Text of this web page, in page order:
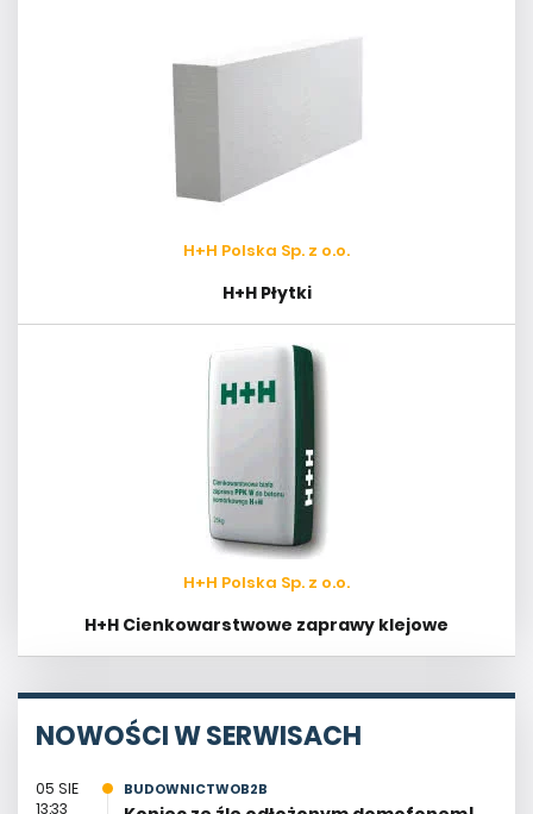
H+H Polska Sp. z o.o.
H+H Płytki
H+H Polska Sp. z o.o.
H+H Cienkowarstwowe zaprawy klejowe
NOWOŚCI W SERWISACH
05 SIE
13:33
BUDOWNICTWOB2B